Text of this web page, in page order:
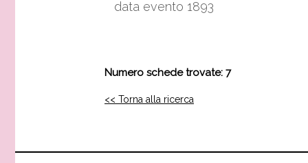
data evento 1893
Numero schede trovate: 7
<< Torna alla ricerca